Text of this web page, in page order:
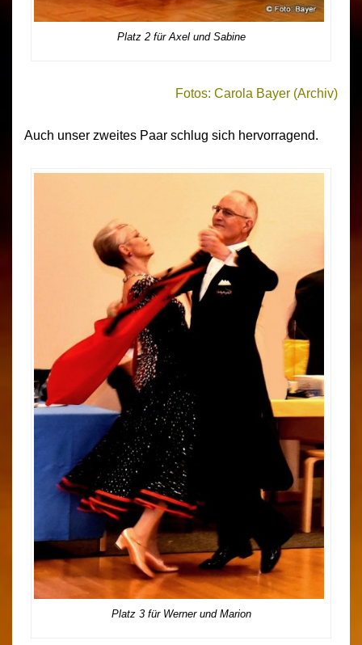
Platz 2 für Axel und Sabine
Fotos: Carola Bayer (Archiv)
Auch unser zweites Paar schlug sich hervorragend.
Platz 3 für Werner und Marion